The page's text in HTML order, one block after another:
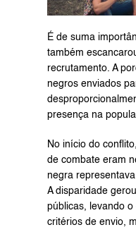
É de suma
também
recrutamento. A
negros enviados
presença na
No início do
de combate eram
negra
A disparidade
públicas, levando
critérios de envio,